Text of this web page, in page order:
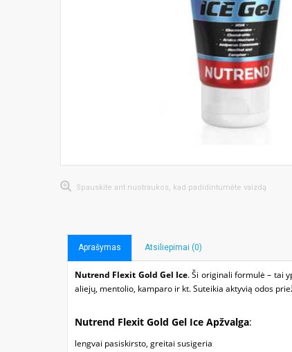
Spauskite ant nuotraukos, kad padidintumėte vaizdą
Aprašymas Atsiliepimai (0)
Nutrend Flexit Gold Gel Ice. Ši originali formulė – tai
aliejų, mentolio, kamparo ir kt. Suteikia aktyvią odos
Nutrend Flexit Gold Gel Ice Apžvalga:
lengvai pasiskirsto, greitai susigeria